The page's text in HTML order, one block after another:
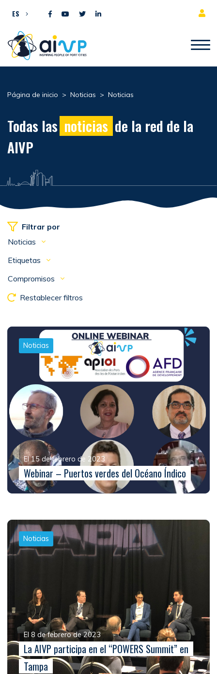
ES
Página de inicio > Noticias > Noticias
Todas las noticias de la red de la
AIVP
Filtrar por
Noticias
Etiquetas
Compromisos
Restablecer filtros
Noticias
El 15 de febrero de 2023
Webinar – Puertos verdes del Océano Índico
Noticias
El 8 de febrero de 2023
La AIVP participa en el “POWERS Summit” en
Tampa